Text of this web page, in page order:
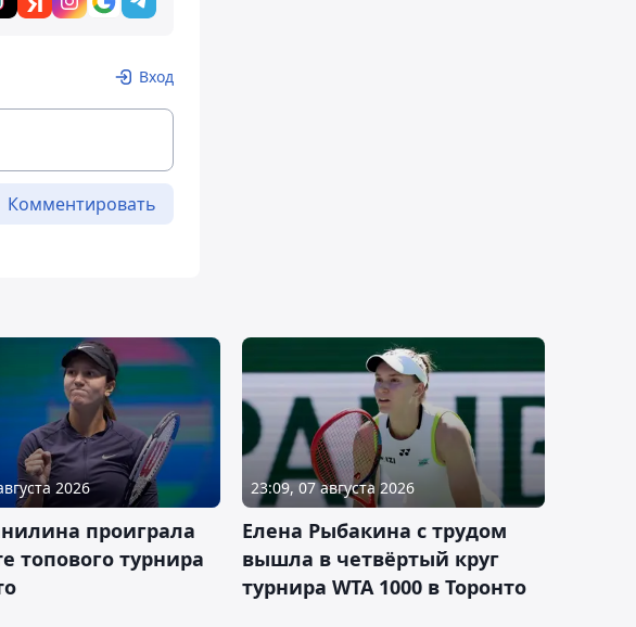
Вход
Комментировать
2026
проиграла
топового турнира
23:09, 07 августа 2026
Елена Рыбакина с трудом
вышла в четвёртый круг
турнира WTA 1000 в Торонто